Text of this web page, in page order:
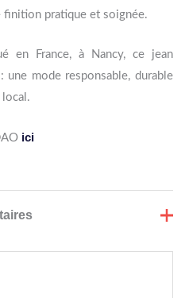
finition pratique et soignée.
en France, à Nancy, ce jean
: une mode responsable, durable
ici